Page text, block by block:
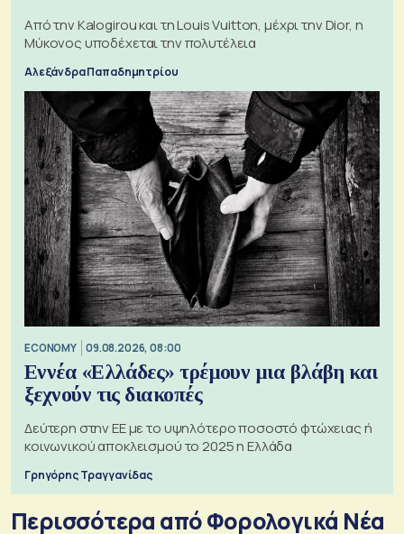
Από την Kalogirou και τη Louis Vuitton, μέχρι την Dior, η
Μύκονος υποδέχεται την πολυτέλεια
Αλεξάνδρα Παπαδημητρίου
ECONOMY 09.08.2026, 08:00
Εννέα «Ελλάδες» τρέμουν μια βλάβη και
ξεχνούν τις διακοπές
Δεύτερη στην ΕΕ με το υψηλότερο ποσοστό φτώχειας ή
κοινωνικού αποκλεισμού το 2025 η Ελλάδα
Γρηγόρης Τραγγανίδας
Περισσότερα από Φορολογικά Νέα